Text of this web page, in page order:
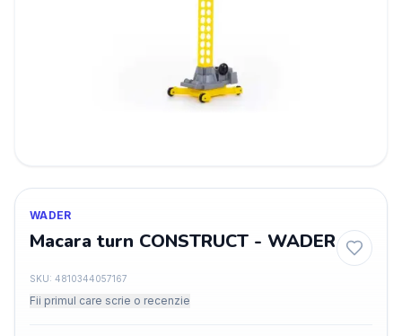
WADER
Macara turn CONSTRUCT - WADER
SKU: 4810344057167
Fii primul care scrie o recenzie